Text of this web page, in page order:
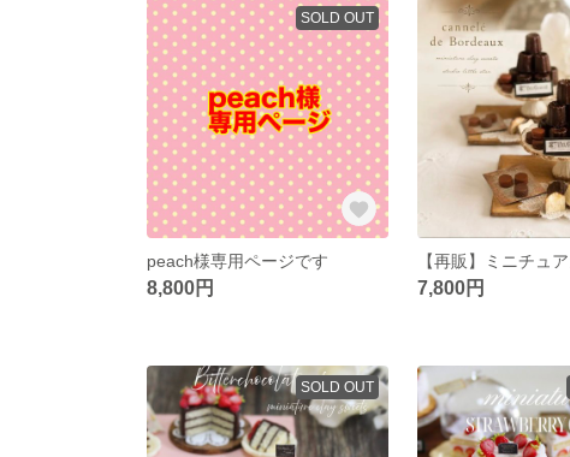
SOLD OUT
peach様専用ページです
8,800円 7,800円
SOLD OUT